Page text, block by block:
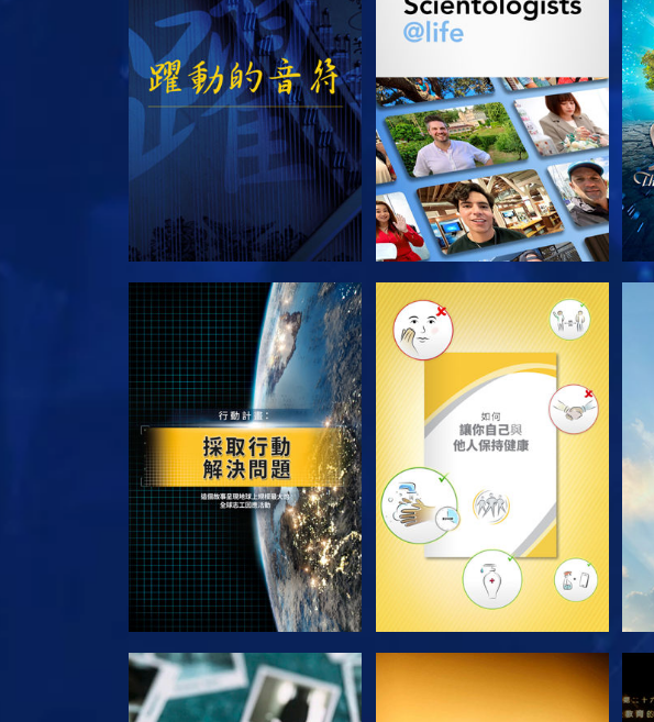
探索系列節目 探索系列節目
觀看 觀看